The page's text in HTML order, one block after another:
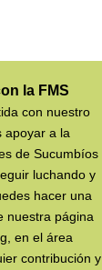
la FMS
con nuestro
apoyar a la
de Sucumbíos
luchando y
hacer una
nuestra página
en el área
contribución y